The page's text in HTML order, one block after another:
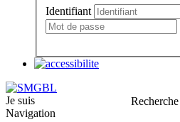
Identifiant
Recherche
Je suis
Navigation